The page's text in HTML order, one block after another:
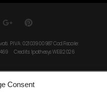
Consent
P.IVA: 02103900987 Cod.Fiscale:
Credits: Ipothesys WEB 2026